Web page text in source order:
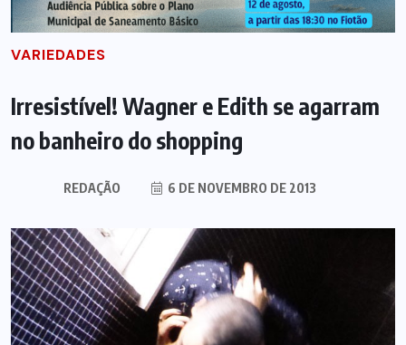
VARIEDADES
Irresistível! Wagner e Edith se agarram
no banheiro do shopping
REDAÇÃO 6 DE NOVEMBRO DE 2013